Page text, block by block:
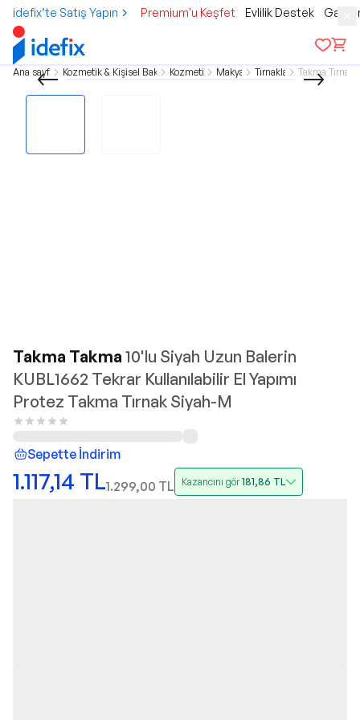
idefix’te Satış Yapın Premium'u Keşfet Evlilik Destek
Ana sayfa Kozmetik & Kişisel Bakım Kozmetik Makyaj Tırnaklar Takma Tırnak
Takma Takma 10'lu Siyah Uzun Balerin
KUBL1662 Tekrar Kullanılabilir El Yapımı
Protez Takma Tırnak Siyah-M
Sepette İndirim
1.117,14 TL1.299,00 TL Kazancını gör181,86 TL